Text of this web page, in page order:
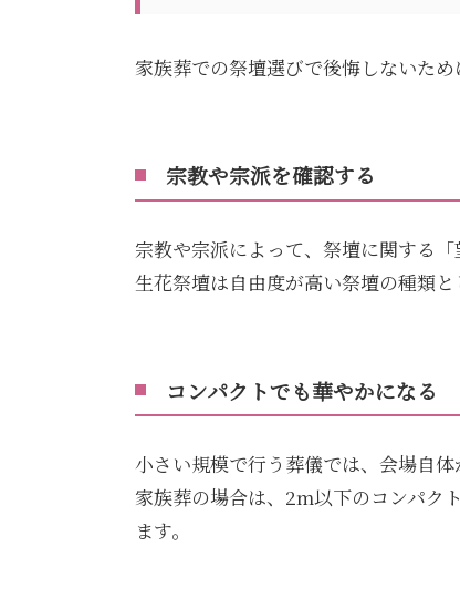
家族葬での祭壇選びで後悔しないた
宗教や宗派を確認する
宗教や宗派によって、祭壇に関する
生花祭壇は自由度が高い祭壇の種類
コンパクトでも華やかになる
小さい規模で行う葬儀では、会場自
家族葬の場合は、2m以下のコンパク
ます。